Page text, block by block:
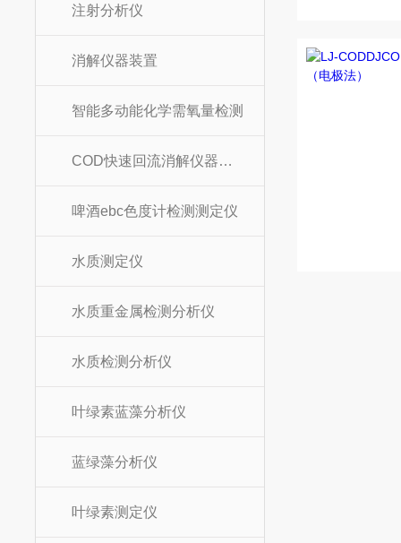
注射分析仪
消解仪器装置
智能多动能化学需氧量检测
COD快速回流消解仪器装置
啤酒ebc色度计检测测定仪
水质测定仪
水质重金属检测分析仪
水质检测分析仪
叶绿素蓝藻分析仪
蓝绿藻分析仪
叶绿素测定仪